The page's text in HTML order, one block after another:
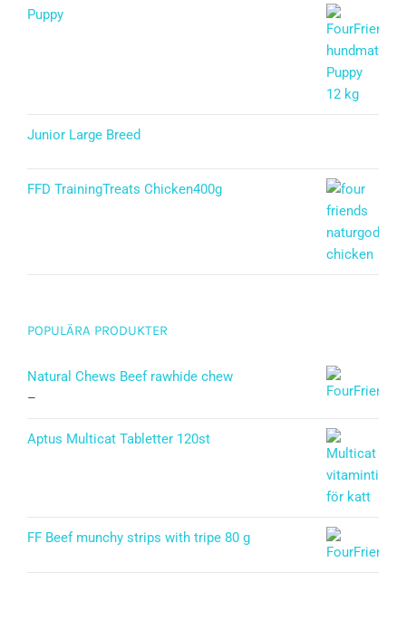
Puppy
Junior Large Breed
5.00av 5
FFD TrainingTreats Chicken400g
POPULÄRA PRODUKTER
Natural Chews Beef rawhide chew
–
Aptus Multicat Tabletter 120st
FF Beef munchy strips with tripe 80 g